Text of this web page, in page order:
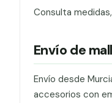
Consulta
Envío de
Envío desde
accesorios con